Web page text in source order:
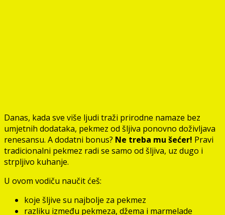
Danas, kada sve više ljudi traži prirodne namaze bez
umjetnih dodataka, pekmez od šljiva ponovno doživljava
renesansu. A dodatni bonus? Ne treba mu šećer! Pravi
tradicionalni pekmez radi se samo od šljiva, uz dugo i
strpljivo kuhanje.
U ovom vodiču naučit ćeš:
koje šljive su najbolje za pekmez
razliku između pekmeza, džema i marmelade